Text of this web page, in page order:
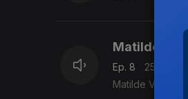
Matilde
Ep. 8
25 fev.
Matilde